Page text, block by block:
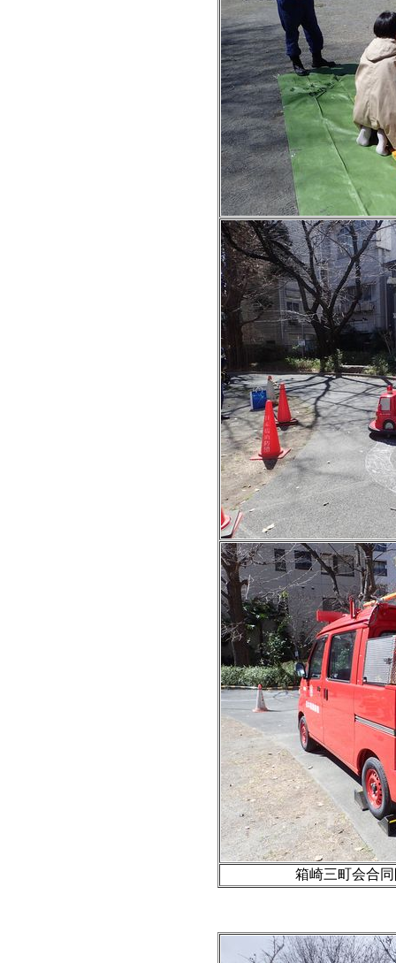
箱崎三町会合